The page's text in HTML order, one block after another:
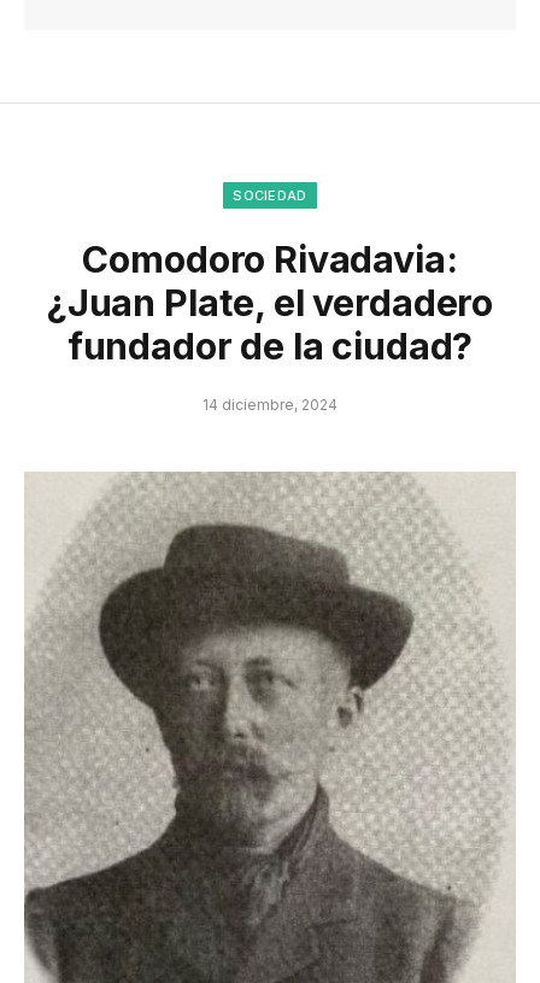
SOCIEDAD
Comodoro Rivadavia:
¿Juan Plate, el verdadero
fundador de la ciudad?
14 diciembre, 2024